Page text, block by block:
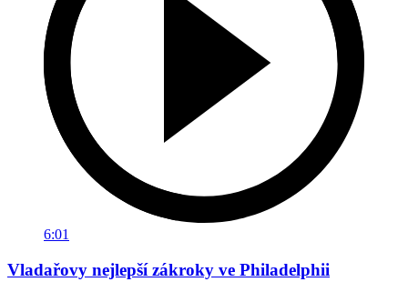
6:01
Vladařovy nejlepší zákroky ve Philadelphii